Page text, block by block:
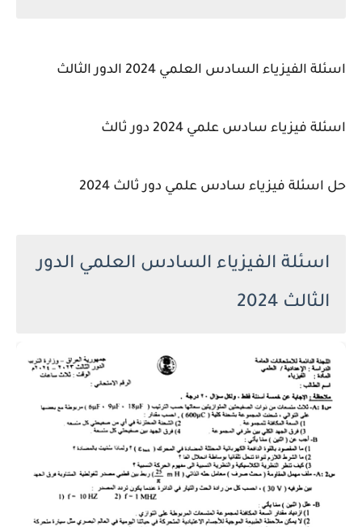
اسئلة الفيزياء السادس العلمي 2024 الدور الثالث
اسئلة فيزياء سادس علمي 2024 دور ثالث
حل اسئلة فيزياء سادس علمي دور ثالث 2024
اسئلة الفيزياء السادس العلمي الدور
الثالث 2024